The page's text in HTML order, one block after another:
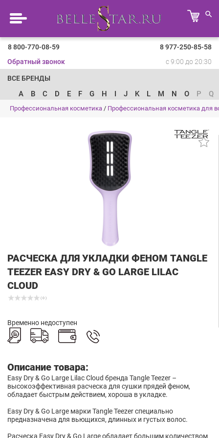
8 800-770-08-59
8 977-250-85-58
Обратный звонок
с 9:00 до 20:30
ВСЕ БРЕНДЫ
A B C D E F G H I J K L M N O P Q
Профессиональная косметика / Профессиональная косметика для
РАСЧЕСКА ДЛЯ УКЛАДКИ ФЕНОМ TANGLE
TEEZER EASY DRY & GO LARGE LILAC
CLOUD
( 0 )
Временно недоступен
Описание товара:
Easy Dry & Go Large Lilac Cloud бренда Tangle Teezer –
высокоэффективная расческа для сушки прядей феном,
обладает быстрым действием, хороша в укладке.
Easy Dry & Go Large марки Tangle Teezer специально
предназначена для вьющихся, длинных и густых волос.
Расческа Easy Dry & Go Large обладает большим количеством